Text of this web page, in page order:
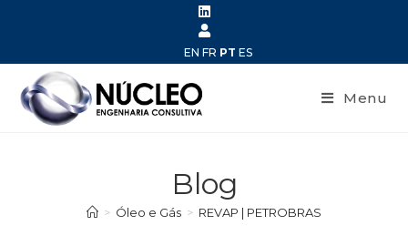
EN FR PT ES
Menu
Blog
> Óleo e Gás > REVAP | PETROBRAS